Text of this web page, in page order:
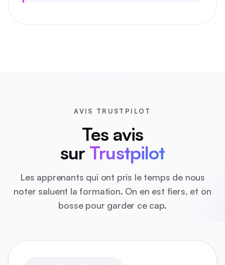
AVIS TRUSTPILOT
Tes avis
sur Trustpilot
Les apprenants qui ont pris le temps de nous
noter saluent la formation. On en est fiers, et on
bosse pour garder ce cap.